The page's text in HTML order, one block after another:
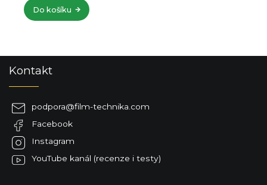
Do košíku
Kontakt
podpora@film-technika.com
Facebook
Instagram
YouTube kanál (recenze i testy)